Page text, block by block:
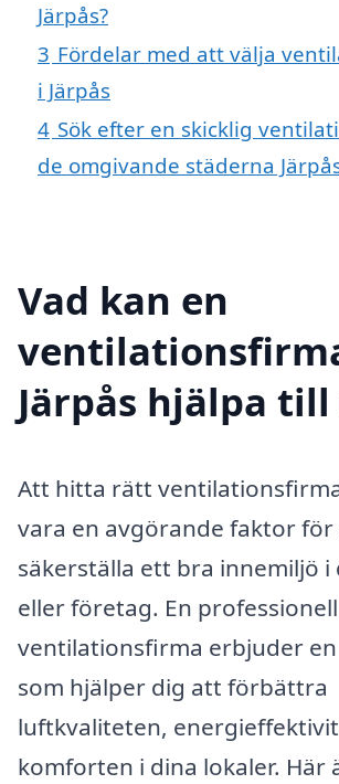
Järpås?
3 Fördelar med att välja
i Järpås
4 Sök efter en skicklig
de omgivande städerna
Vad kan en
Järpås hjälpa till
Att hitta rätt
vara en avgörande faktor
säkerställa ett bra innemiljö i
eller företag. En professionell
ventilationsfirma erbjuder
som hjälper dig att förbättra
luftkvaliteten,
komforten i dina lokaler. Här